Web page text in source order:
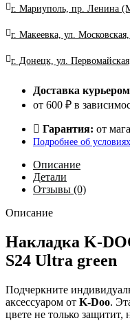
г. Мариуполь, пр. Ленина
г. Макеевка, ул.
г. Донецк, ул.
Доставка
от 600 ₽ в
Гарантия: от
Подробнее об условиях
Описание
Детали
Отзывы (0)
Описание
Накладка K-
S24 Ultra green
Подчеркните
аксессуаром от K-Doo.
цвете не только